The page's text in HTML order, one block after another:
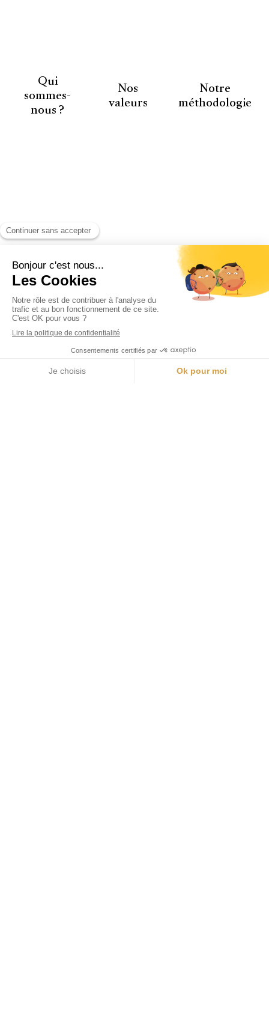
Appeler Localisation
Qui
sommes-
nous ?
Nos
valeurs Notre
méthodologie